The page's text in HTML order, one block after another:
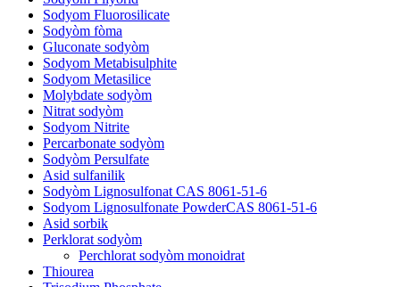
Sodyom Fluorosilicate
Sodyòm fòma
Gluconate sodyòm
Sodyom Metabisulphite
Sodyom Metasilice
Molybdate sodyòm
Nitrat sodyòm
Sodyom Nitrite
Percarbonate sodyòm
Sodyòm Persulfate
Asid sulfanilik
Sodyòm Lignosulfonat CAS 8061-51-6
Sodyom Lignosulfonate PowderCAS 8061-51-6
Asid sorbik
Perklorat sodyòm
Perchlorat sodyòm monoidrat
Thiourea